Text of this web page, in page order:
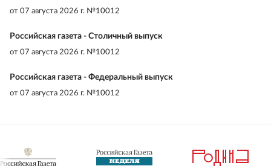
от 07 августа 2026 г. №10012
Российская газета - Столичный выпуск
от 07 августа 2026 г. №10012
Российская газета - Федеральный выпуск
от 07 августа 2026 г. №10012